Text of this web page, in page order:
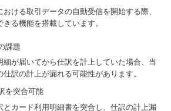
ける取引データの自動受信を開始する際、
る機能を搭載しています。
細が届いてから仕訳を計上していた場合、当
訳の計上が漏れる可能性があります。
とカード利用明細書を突合し、仕訳の計上漏